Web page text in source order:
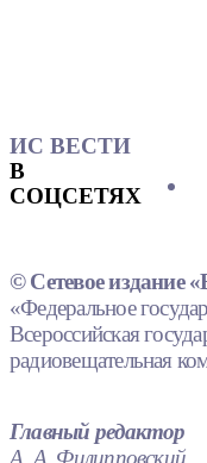
ИС ВЕСТИ
В
СОЦСЕТЯХ
© Сетевое издание
«Федеральное
Всероссийская
радиовещательная
Главный редактор